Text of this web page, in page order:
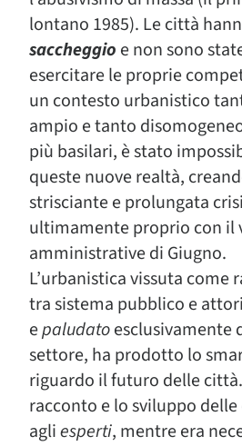
lontano 1985). Le città
saccheggio e non sono
esercitare le proprie
un contesto urbanistico
ampio e tanto
più basilari, è stato
queste nuove realtà,
strisciante e prolungata
ultimamente proprio con il
amministrative di Giugno.
L’urbanistica vissuta
tra sistema pubblico e
epaludatoesclusivamente
settore, ha prodotto lo
riguardo il futuro delle
racconto e lo sviluppo
agliesperti, mentre era